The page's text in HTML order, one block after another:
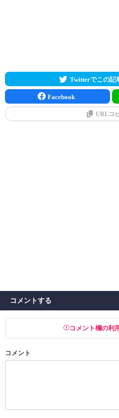
Twitterでこの記
Facebook
URLコ
コメントする
コメント欄の利
以下の書き込みを禁止とし、場合に
コメント